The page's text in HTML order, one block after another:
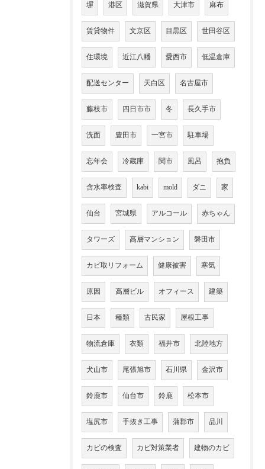
塀 港区 滋賀県 大津市 麻布
賃貸物件 文京区 目黒区 世田谷区
住環境 近江八幡 愛西市 低温倉庫
配送センター 天白区 名古屋市
藤枝市 四日市市 冬 長久手市
洗面 豊田市 一宮市 駐車場
忘年会 冷蔵庫 関市 風呂 抱負
含水率検査 kabi mold ダニ 家
仙台 宮城県 アルコール 赤ちゃん
タワーズ 高層マンション 磐田市
カビ取リフォーム 健康被害 寒気
原因 高層ビル オフィース 建築
日本 種類 古民家 屋根工事
物流倉庫 衣類 福井市 北陸地方
犬山市 尾張旭市 石川県 金沢市
鈴鹿市 仙台市 鈴鹿 松本市
塩尻市 手抜き工事 蒲郡市 品川
カビの検査 カビ対策業者 建物のカビ